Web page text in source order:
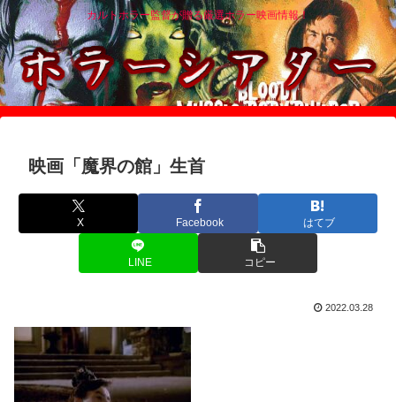
カルトホラー監督が贈る厳選ホラー映画情報！
映画「魔界の館」生首
X Facebook はてブ
LINE コピー
2022.03.28